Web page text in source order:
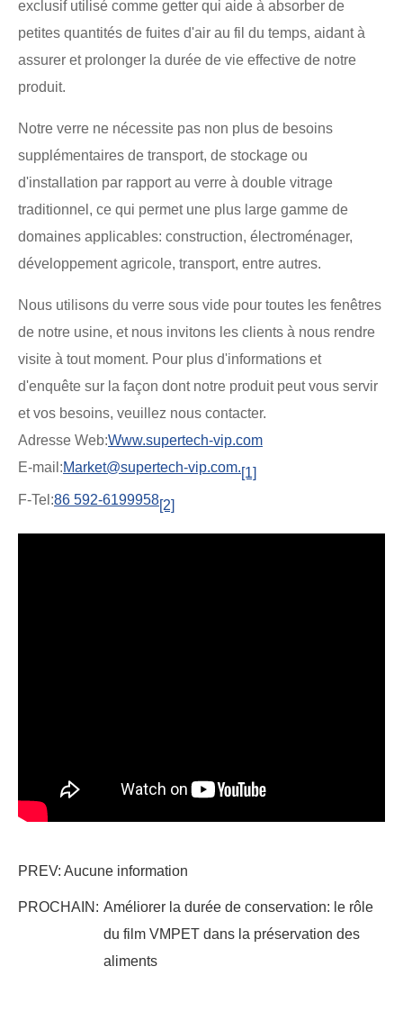
exclusif utilisé comme getter qui aide à absorber de
petites quantités de fuites d'air au fil du temps, aidant à
assurer et prolonger la durée de vie effective de notre
produit.
Notre verre ne nécessite pas non plus de besoins
supplémentaires de transport, de stockage ou
d'installation par rapport au verre à double vitrage
traditionnel, ce qui permet une plus large gamme de
domaines applicables: construction, électroménager,
développement agricole, transport, entre autres.
Nous utilisons du verre sous vide pour toutes les fenêtres
de notre usine, et nous invitons les clients à nous rendre
visite à tout moment. Pour plus d'informations et
d'enquête sur la façon dont notre produit peut vous servir
et vos besoins, veuillez nous contacter.
Adresse Web:Www.supertech-vip.com
E-mail:Market@supertech-vip.com.[1]
F-Tel:86 592-6199958[2]
PREV: Aucune information
PROCHAIN: Améliorer la durée de conservation: le rôle
du film VMPET dans la préservation des
aliments